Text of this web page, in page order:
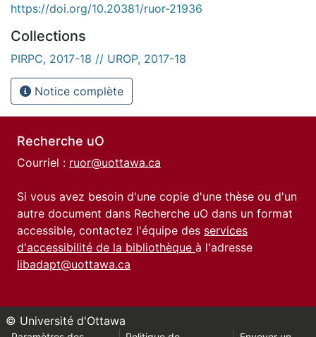
https://doi.org/10.20381/ruor-21936
Collections
PIRPC, 2017-18 // UROP, 2017-18
Notice complète
Recherche uO
Courriel : ruor@uottawa.ca
Si vous avez besoin d'une copie d'une thèse ou d'un
autre document dans Recherche uO dans un format
accessible, contactez l'équipe des services
d'accessibilité de la bibliothèque à l'adresse
libadapt@uottawa.ca
© Université d'Ottawa